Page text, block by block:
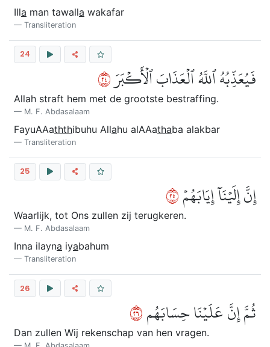
Illa man tawalla wakafar
Transliteration
24
فَيُعَذِّبُهُ ٱللَّهُ ٱلۡعَذَابَ ٱلۡأَكۡبَرَ٤٢
Allah straft hem met de grootste bestraffing.
M. F. Abdasalaam
FayuAAaththibuhu Allahu alAAathaba alakbar
Transliteration
25
إِنَّ إِلَيۡنَآ إِيَابَهُمۡ٥٢
Waarlijk, tot Ons zullen zij terugkeren.
M. F. Abdasalaam
Inna ilayna iyabahum
Transliteration
26
ثُمَّ إِنَّ عَلَيۡنَا حِسَابَهُم٦٢
Dan zullen Wij rekenschap van hen vragen.